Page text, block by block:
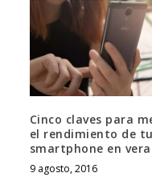
Cinco claves para
el rendimiento de
smartphone en
9 agosto, 2016